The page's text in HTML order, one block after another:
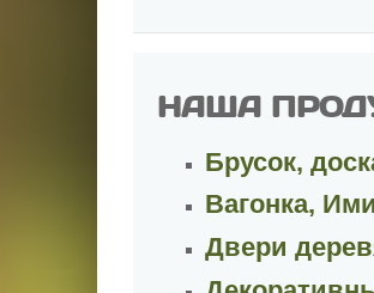
НАША
Брусок,
Вагонка,
Двери